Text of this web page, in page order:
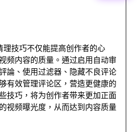
理技巧不仅能提高创作者的心
频内容的质量 。通过启用自动审
論、使用过滤器 、 隐藏不良评论
有效管理评论区 ， 营造更健康的
技巧 ，将为创作者带来更加正面
视频曝光度 ， 从而达到内容质量